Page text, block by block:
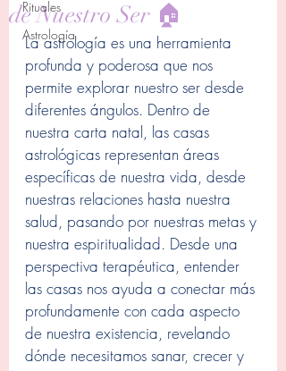
Rituales
Astrología
de Nuestro Ser 🏠
La astrología es una herramienta
profunda y poderosa que nos
permite explorar nuestro ser desde
diferentes ángulos. Dentro de
nuestra carta natal, las casas
astrológicas representan áreas
específicas de nuestra vida, desde
nuestras relaciones hasta nuestra
salud, pasando por nuestras metas y
nuestra espiritualidad. Desde una
perspectiva terapéutica, entender
las casas nos ayuda a conectar más
profundamente con cada aspecto
de nuestra existencia, revelando
dónde necesitamos sanar, crecer y